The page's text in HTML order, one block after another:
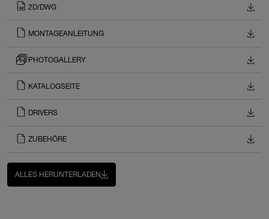
2D/DWG
MONTAGEANLEITUNG
PHOTOGALLERY
KATALOGSEITE
DRIVERS
ZUBEHÖRE
ALLES HERUNTERLADEN